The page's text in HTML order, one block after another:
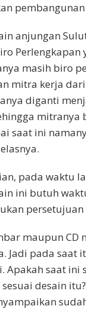
anjungan
Perlengkapan
masih biro
mitra kerja
diganti
mitranya
saat ini
pada waktu
ini butuh
persetujuan
maupun CD
Jadi pada saat
Apakah saat ini
desain